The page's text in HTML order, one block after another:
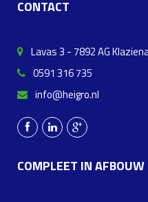
CONTACT
Lavas 3 - 7892 AG
0591 316 735
info@heigro.nl
COMPLEET IN AFBOUW